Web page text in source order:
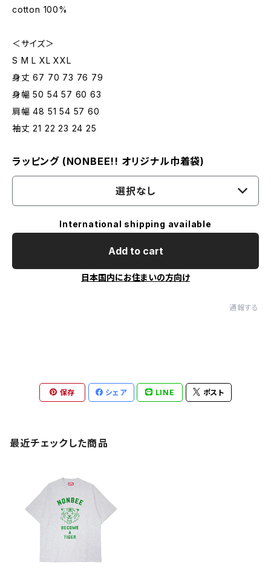
cotton 100%
＜サイズ＞
S M L XL XXL
身丈 67 70 73 76 79
身幅 50 54 57 60 63
肩幅 48 51 54 57 60
袖丈 21 22 23 24 25
ラッピング (NONBEE!! オリジナル巾着袋)
選択なし
International shipping available
Add to cart
日本国内にお住まいの方向け
通報する
保存 シェア LINE ポスト
最近チェックした商品